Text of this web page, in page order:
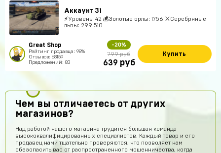
Аккаунт 31
⚡Уровень: 42 💰Золотые орлы: 1756 ⚔Серебряные
львы: 299 510
Great Shop
Рейтинг продавца: 98%
Отзывов: 68159
Предложений: 83
-20%
799 руб
639 руб
Купить
Чем вы отличаетесь от других
магазинов?
Над работой нашего магазина трудится большая команда
высококвалифицированных специалистов. Каждый товар и его
продавец нами тщательно проверяются, что позволяет нам
обезопасить вас от распространенного мошенничества, когда